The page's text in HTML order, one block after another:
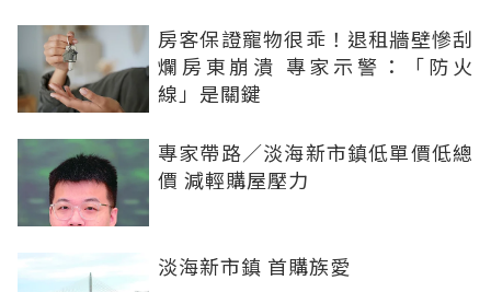
房客保證寵物很乖！退租牆壁慘刮
爛房東崩潰 專家示警：「防火
線」是關鍵
專家帶路／淡海新市鎮低單價低總
價 減輕購屋壓力
淡海新市鎮 首購族愛